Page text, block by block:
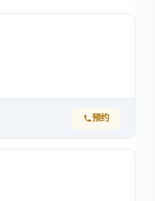
预约